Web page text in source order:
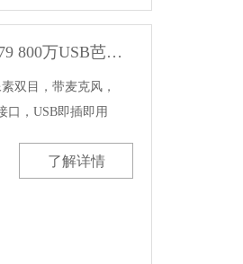
IMX179 800万USB芭乐视频色版APP模组
目，带麦克风，
，USB即插即用
了解详情